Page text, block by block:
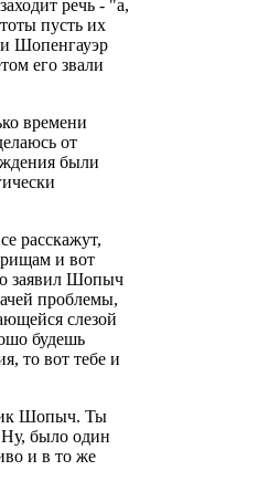
речь - "а,
пусть их
Шопенгауэр
его звали
времени
от
были
расскажут,
и вот
заявил Шопыч
проблемы,
слезой
будешь
то вот тебе и
Шопыч. Ты
Ну, было один
и в то же